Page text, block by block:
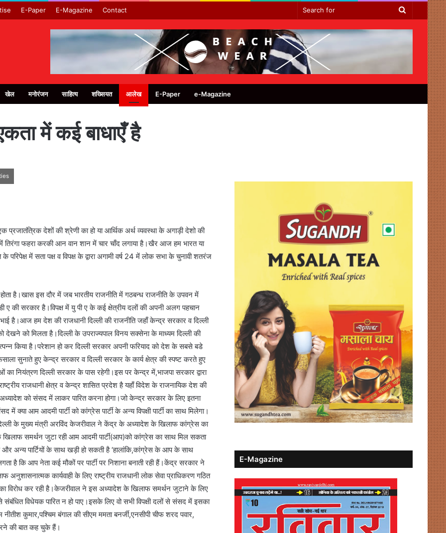
E-Paper E-Magazine Contact
Search
for
खेल मनोरंजन साहित्य शख्सियत आलेख E-Paper e-Magazine
में कई बाधाएँ है
देशों की श्रेणी का हो या आर्थिक अर्थ व्यवस्था के अगाड़ी देशो की
तिरंगा फहरा करकी आन वान शान में चार चाँद लगाया है।खैर आज हम भारत या
परिपेक्ष में सता पक्ष व विपक्ष के द्वारा अगामी वर्ष 24 में लोक सभा के चुनावी शतरंज
है।खास इस दौर में जब भारतीय राजनीति में गठबन्ध राजनीति के उपवन में
ए की सरकार है।विपक्ष में यु पी ए के कई क्षेत्रीय दलों की अपनी अलग पहचान
है।आज हम देश की राजधानी दिल्ली की राजनीति जहाँ केन्द्र सरकार व दिल्ली
को मिलता है।दिल्ली के उपराज्यपाल विनय सक्सेना के माध्यम दिल्ली की
किया है।परेशान हो कर दिल्ली सरकार अपनी फरियाद को देश के सबसे बडे
सुनाते हुए केन्द्र सरकार व दिल्ली सरकार के कार्य क्षेत्र की स्पष्ट करते हुए
नियंत्रण दिल्ली सरकार के पास रहेगी।इस पर केन्द्र में,भाजपा सरकार द्वारा
राजधानी क्षेत्र व केन्द्र शासित प्रदेश है यहाँ विदेश के राजनायिक देश की
को संसद में लाकर पारित करना होगा।जो केन्द्र सरकार के लिए इतना
आम आदमी पार्टी को कांग्रेस पार्टी के अन्य विपक्षी पार्टी का साथ मिलेगा।
के मुख्य मंत्री अरविंद केजरीवाल ने केंद्र के अध्यादेश के खिलाफ कांग्रेस का
समर्थन जुटा रही आम आदमी पार्टी(आप)को कांग्रेस का साथ मिल सकता
अन्य पार्टियों के साथ खड़ी हो सकती है ‘हालांकि,कांग्रेस के आप के साथ
है कि आप नेता कई मौकों पर पार्टी पर निशाना बनाती रही हैं।केंद्र सरकार ने
कार्यवाही के लिए राष्ट्रीय राजधानी लोक सेवा प्राधिकरण गठित
विरोध कर रही है।केजरीवाल ने इस अध्यादेश के खिलाफ समर्थन जुटाने के लिए
विधेयक पारित न हो पाए।इसके लिए वो सभी विपक्षी दलों से संसद में इसका
कुमार,पश्चिम बंगाल की सीएम ममता बनर्जी,एनसीपी चीफ शरद पवार,
की बात कह चुके हैं।
E-Magazine